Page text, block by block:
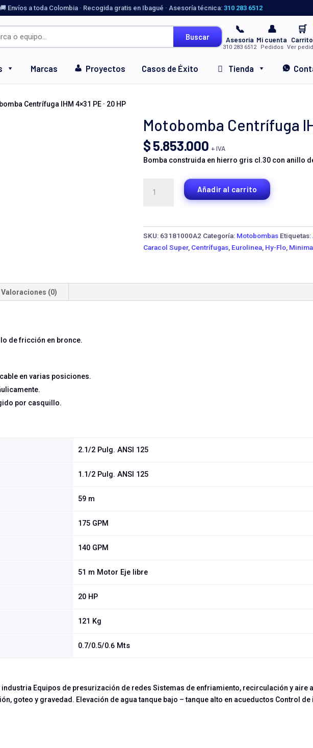
🚚 Envíos a toda Colombia · Recogida gratis en Ibagué · Asesoría técnica: 310 283 6512
Buscar
📞
Asesoría
310 283 6512
👤
Mi cuenta
Pedidos
🛒
Carrito
Ver
Marcas Proyectos Casos de Éxito Tienda
Centrífuga IHM 4×31 PE · 20 HP
Motobomba Centrífuga
$5.853.000 + IVA
Bomba construida en hierro gris cl.30 con anillo
Centrífuga
Añadir al carrito
SKU: 63181000A2 Categoría: Motobombas Etiquetas:
Caracol Super, Centrífugas, Eurolinea, Hy-Flo,
Valoraciones (0)
de fricción en bronce.
en varias posiciones.
por casquillo.
2.1/2 Pulg. ANSI 125
1.1/2 Pulg. ANSI 125
59 m
175 GPM
140 GPM
51 m Motor Eje libre
20 HP
121 Kg
0.7/0.5/0.6 Mts
Equipos de presurización de redes Sistemas de enfriamiento, recirculación y aire
goteo y gravedad. Elevación de agua tanque bajo – tanque alto en acueductos Control